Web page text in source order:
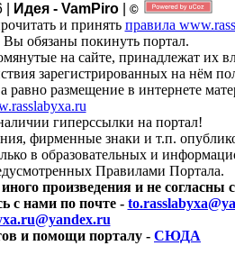
Идея - VamPiro ©
и принять правила
обязаны покинуть портал.
на сайте, принадлежат их
зарегистрированных на нём
размещение в интернете
гиперссылки на портал!
фирменные знаки и т.п.
в образовательных и
Правилами Портала.
произведения и не согласны
с нами по почте -
и помощи порталу - СЮДА